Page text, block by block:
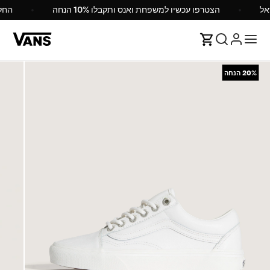
הצטרפו עכשיו למשפחת ואנס ותקבלו 10% הנחה
20% הנחה